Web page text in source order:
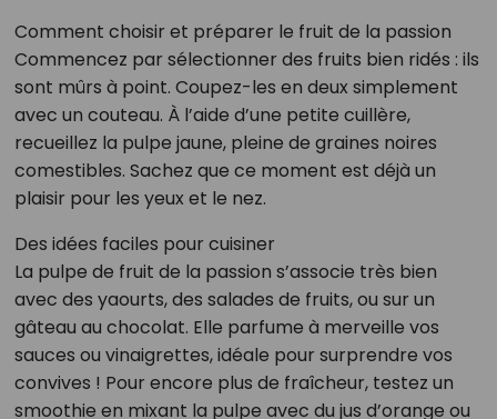
Comment choisir et préparer le fruit de la passion
Commencez par sélectionner des fruits bien ridés : ils
sont mûrs à point. Coupez-les en deux simplement
avec un couteau. À l’aide d’une petite cuillère,
recueillez la pulpe jaune, pleine de graines noires
comestibles. Sachez que ce moment est déjà un
plaisir pour les yeux et le nez.
Des idées faciles pour cuisiner
La pulpe de fruit de la passion s’associe très bien
avec des yaourts, des salades de fruits, ou sur un
gâteau au chocolat. Elle parfume à merveille vos
sauces ou vinaigrettes, idéale pour surprendre vos
convives ! Pour encore plus de fraîcheur, testez un
smoothie en mixant la pulpe avec du jus d’orange ou